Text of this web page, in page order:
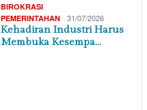
BIROKRASI
PEMERINTAHAN
31/07/2026
Kehadiran Industri Harus
Membuka Kesempa…